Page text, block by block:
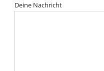
Deine Nachricht